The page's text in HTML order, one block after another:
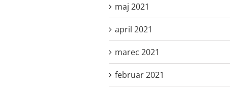
maj 2021
april 2021
marec 2021
februar 2021